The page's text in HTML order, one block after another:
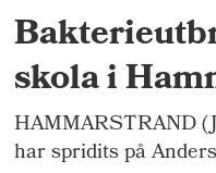
skola i
HAMMARSTRAND
har spridits på